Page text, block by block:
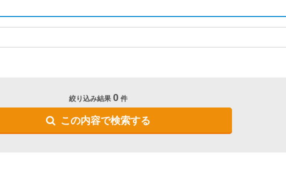
絞り込み結果 0件
この内容で検索する